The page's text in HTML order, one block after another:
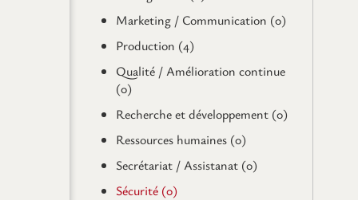
Marketing / Communication (0)
Production (4)
Qualité / Amélioration continue
(0)
Recherche et développement (0)
Ressources humaines (0)
Secrétariat / Assistanat (0)
Sécurité (0)